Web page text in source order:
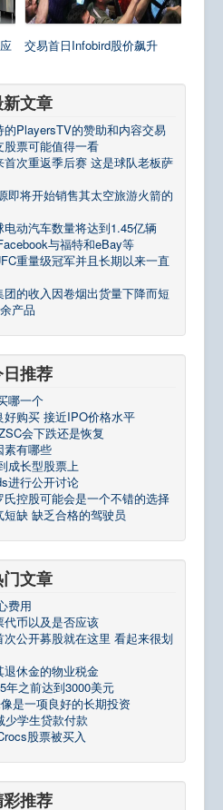
交易首日Infobird股价飙升
文章
PlayersTV的赞助和内容交易
票可能值得一看
次重返季后赛 这是球队老板萨
即将开始销售其太空旅游火箭的
动汽车数量将达到1.45亿辆
与福特和eBay等
重量级冠军并且长期以来一直
的收入因卷烟出货量下降而短
产品
推荐
哪一个
购买 接近IPO价格水平
会下跌还是恢复
素有哪些
成长型股票上
进行公开讨论
控股可能会是一个不错的选择
缺 缺乏合格的驾驶员
文章
费用
币以及是否应该
公开募股就在这里 看起来很划
休金的物业税金
年之前达到3000美元
是一项良好的长期投资
少学生贷款付款
股票被买入
推荐